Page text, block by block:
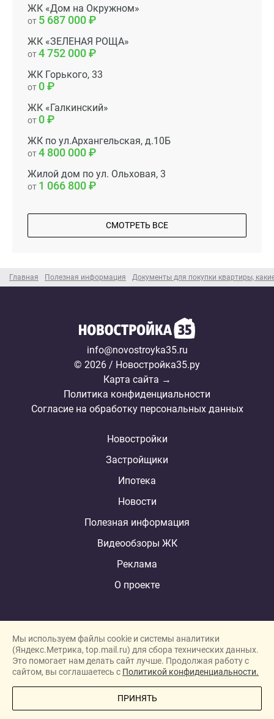
Главная Полезная информация Документы для покупки квартиры,
ЖК «Дом на Окружном»
от 5 687 000
ЖК «ЗЕЛЕНАЯ РОЩА»
от4 752 000
ЖК Горького, 33
от 0
ЖК «Галкинский»
от 0
ЖК по ул.Архангельская, д.10Б
от4 800 000
Жилой дом по ул. Ольховая, 3
от 1 066 800
СМОТРЕТЬ ВСЕ
info@novostroyka35.ru
© 2026 / Новостройка35.ру
Карта сайта →
Политика конфиденциальности
Согласие на обработку персональных данных
Новостройки
Застройщики
Ипотека
Новости
Полезная информация
Видеообзоры ЖК
Реклама
О проекте
New homes in Dubai
New homes in London
Мы используем файлы cookie и системы аналитики
(Яндекс.Метрика, top.mail.ru) для сбора технических данных.
Это помогает нам делать сайт лучше. Продолжая работу с
сайтом, вы соглашаетесь с Политикой конфиденциальности.
ПРИНЯТЬ